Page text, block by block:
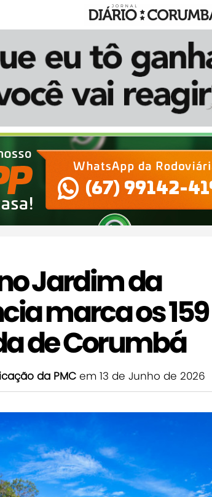
Jardim da
marca os
de Corumbá
da PMC em 13 de Junho de 2026